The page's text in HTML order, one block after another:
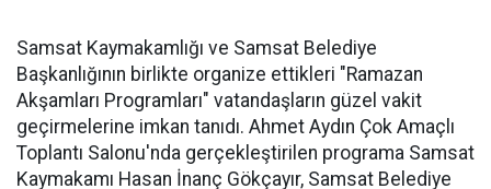
Samsat Kaymakamlığı ve Samsat Belediye
Başkanlığının birlikte organize ettikleri "Ramazan
Akşamları Programları" vatandaşların güzel vakit
geçirmelerine imkan tanıdı. Ahmet Aydın Çok Amaçlı
Toplantı Salonu'nda gerçekleştirilen programa Samsat
Kaymakamı Hasan İnanç Gökçayır, Samsat Belediye